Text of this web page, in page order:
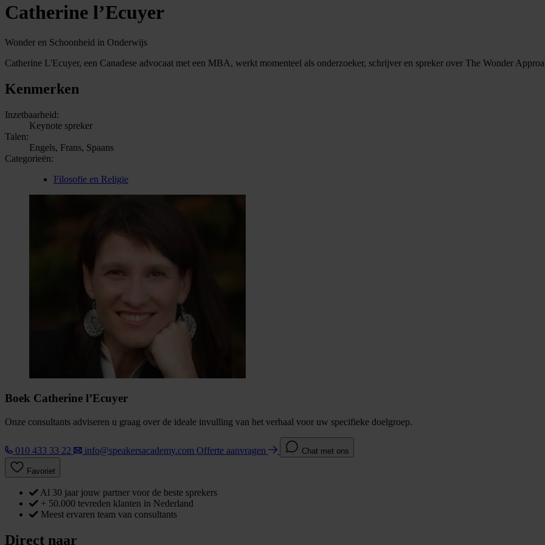
Catherine l’Ecuyer
Wonder en Schoonheid in Onderwijs
Catherine L'Ecuyer, een Canadese advocaat met een MBA, werkt momenteel als onderzoeker, schrijver en spreker over The Wonder
Kenmerken
Inzetbaarheid:
Keynote spreker
Talen:
Engels, Frans, Spaans
Categorieën:
Filosofie en Religie
Boek Catherine l’Ecuyer
Onze consultants adviseren u graag over de ideale invulling van het verhaal voor uw specifieke doelgroep.
010 433 33 22 info@speakersacademy.com Offerte aanvragen Chat met ons
Favoriet
Al 30 jaar jouw partner voor de beste sprekers
+ 50.000 tevreden klanten in Nederland
Meest ervaren team van consultants
Direct naar